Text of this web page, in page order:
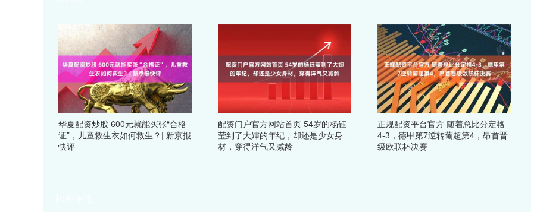
华夏配资炒股 600元就能买张“合格
证”，儿童救生衣如何救生？| 新京报
快评
配资门户官方网站首页 54岁的杨钰
莹到了大婶的年纪，却还是少女身
材，穿得洋气又减龄
正规配资平台官方 随着总比分定格
4-3，德甲第7逆转葡超第4，昂首晋
级欧联杯决赛